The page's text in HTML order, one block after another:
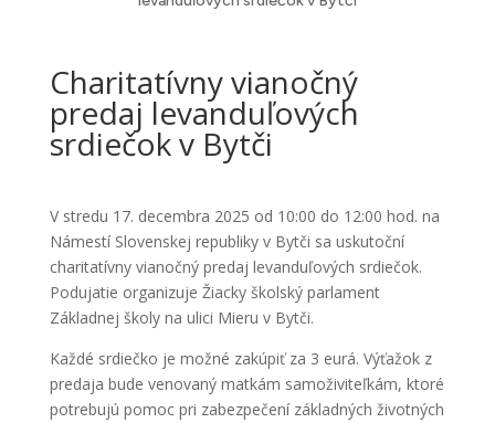
Charitatívny vianočný
predaj levanduľových
srdiečok v Bytči
V stredu 17. decembra 2025 od 10:00 do 12:00 hod. na
Námestí Slovenskej republiky v Bytči sa uskutoční
charitatívny vianočný predaj levanduľových srdiečok.
Podujatie organizuje Žiacky školský parlament
Základnej školy na ulici Mieru v Bytči.
Každé srdiečko je možné zakúpiť za 3 eurá. Výťažok z
predaja bude venovaný matkám samoživiteľkám, ktoré
potrebujú pomoc pri zabezpečení základných životných